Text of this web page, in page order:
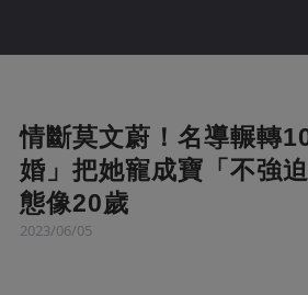
情斷莫文蔚！名導輾轉
婚」把她寵成寶「不強
態像20歲
2023/06/05